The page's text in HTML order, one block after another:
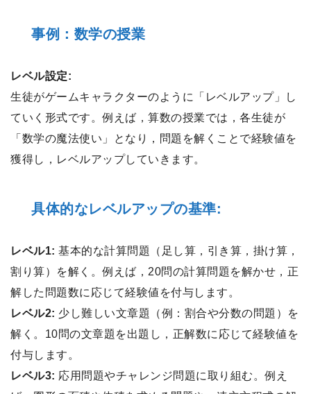
事例：数学の授業
レベル設定:
生徒がゲームキャラクターのように「レベルアップ」し
ていく形式です。例えば，算数の授業では，各生徒が
「数学の魔法使い」となり，問題を解くことで経験値を
獲得し，レベルアップしていきます。
具体的なレベルアップの基準:
レベル1: 基本的な計算問題（足し算，引き算，掛け算，
割り算）を解く。例えば，20問の計算問題を解かせ，正
解した問題数に応じて経験値を付与します。
レベル2: 少し難しい文章題（例：割合や分数の問題）を
解く。10問の文章題を出題し，正解数に応じて経験値を
付与します。
レベル3: 応用問題やチャレンジ問題に取り組む。例え